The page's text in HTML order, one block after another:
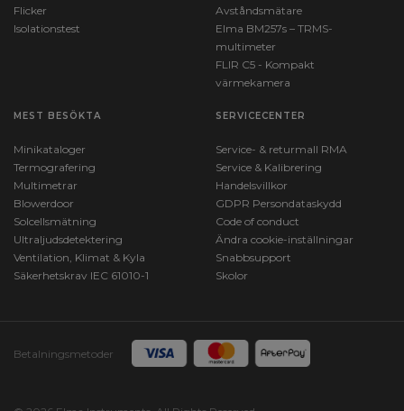
Flicker
Isolationstest
Avståndsmätare
Elma BM257s – TRMS-
multimeter
FLIR C5 - Kompakt
värmekamera
MEST BESÖKTA
Minikataloger
Termografering
Multimetrar
Blowerdoor
Solcellsmätning
Ultraljudsdetektering
Ventilation, Klimat & Kyla
Säkerhetskrav IEC 61010-1
SERVICECENTER
Service- & returmall RMA
Service & Kalibrering
Handelsvillkor
GDPR Persondataskydd
Code of conduct
Ändra cookie-inställningar
Snabbsupport
Skolor
Betalningsmetoder